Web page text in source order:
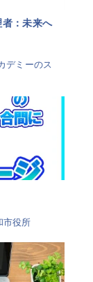
：未来へ
デミーのス
市役所